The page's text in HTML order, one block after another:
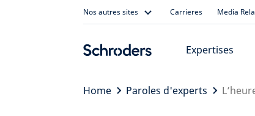
Nos autres sites Carrieres Media
Expertises
Home Paroles d'experts